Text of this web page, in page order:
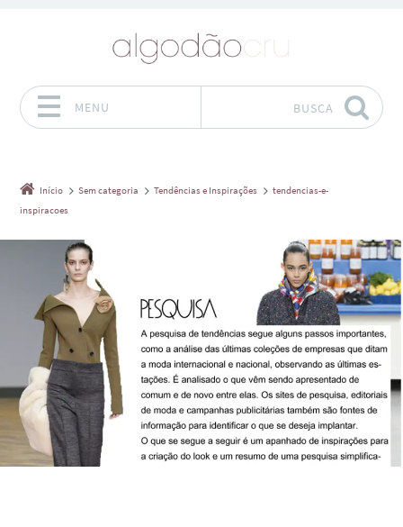
MENU BUSCA
Início Sem categoria Tendências e Inspirações
tendencias-e-
inspiracoes